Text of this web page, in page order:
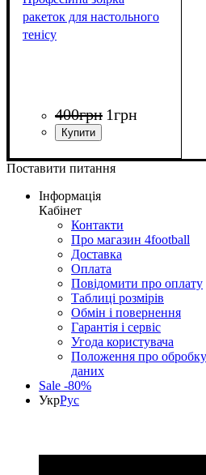
ракеток для настольного
тенісу
400грн 1грн
Поставити питання
Інформація
Кабінет
Контакти
Про магазин 4football
Доставка
Оплата
Повідомити про оплату
Таблиці розмірів
Обмін і повернення
Гарантія і сервіс
Угода користувача
Положення про обробку
даних
Sale -80%
УкрРус